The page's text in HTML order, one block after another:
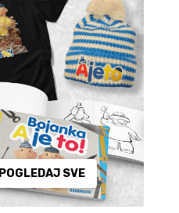
POGLEDAJ SVE